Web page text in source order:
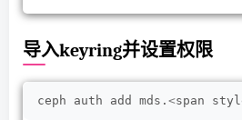
导入keyring并设置权限
ceph auth add mds. <span